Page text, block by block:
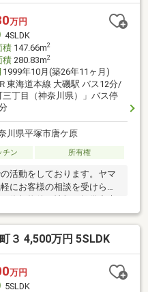
万円
4SLDK
積147.66m2
積280.83m2
1999年10月(築26年11ヶ月)
東海道本線 大磯駅 バス12分/
三丁目（神奈川県）」バス停
川県平塚市唐ケ原
チン 所有権
活動をしております。ヤマ
にお客様の相談を受けられ
入などの提案も一緒にさせ
興味あれば是非とも気軽に
３ 4,500万円 5SLDK
万円
5SLDK